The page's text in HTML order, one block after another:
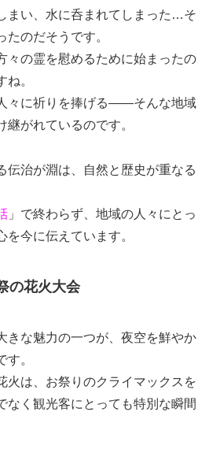
まい、水に呑まれてしまった…そ
たのだそうです。
々の霊を慰めるために始まったの
。
々に祈りを捧げる——そんな地域
がれているのです。
伝治が淵は、自然と歴史が重なる
」で終わらず、地域の人々にとっ
今に伝えています。
の花火大会
きな魅力の一つが、夜空を鮮やか
す。
火は、お祭りのクライマックスを
なく観光客にとっても特別な瞬間